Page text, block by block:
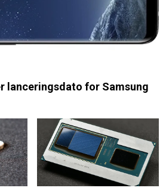
lanceringsdato for Samsung